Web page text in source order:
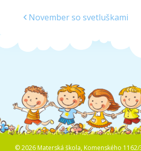
November so svetluškami
© 2026 Materská škola, Komenského